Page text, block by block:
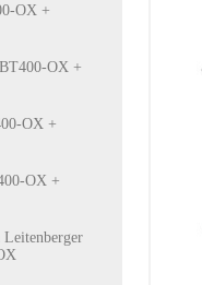
OX +
OX +
OX +
OX +
Leitenberger